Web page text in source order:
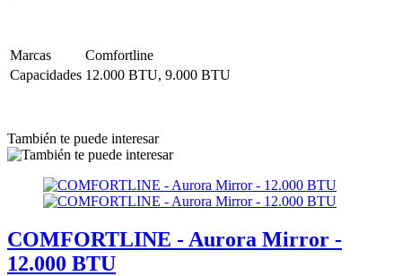
Marcas
Comfortline
Capacidades 12.000 BTU, 9.000 BTU
También te puede interesar
COMFORTLINE - Aurora Mirror -
12.000 BTU